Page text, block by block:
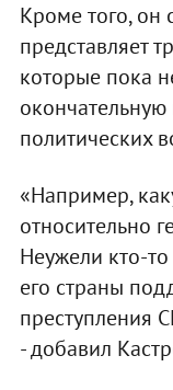
Кроме того, он
представляет
которые пока
политических
«Например,
относительно
Неужели кто-то
его страны
преступления
- добавил